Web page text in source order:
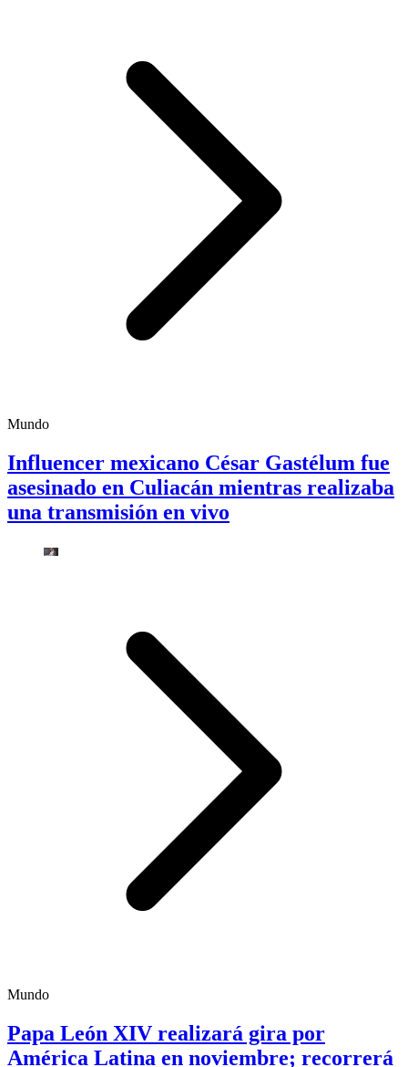
Mundo
Influencer mexicano César Gastélum fue
asesinado en Culiacán mientras realizaba
una transmisión en vivo
Mundo
Papa León XIV realizará gira por
América Latina en noviembre; recorrerá